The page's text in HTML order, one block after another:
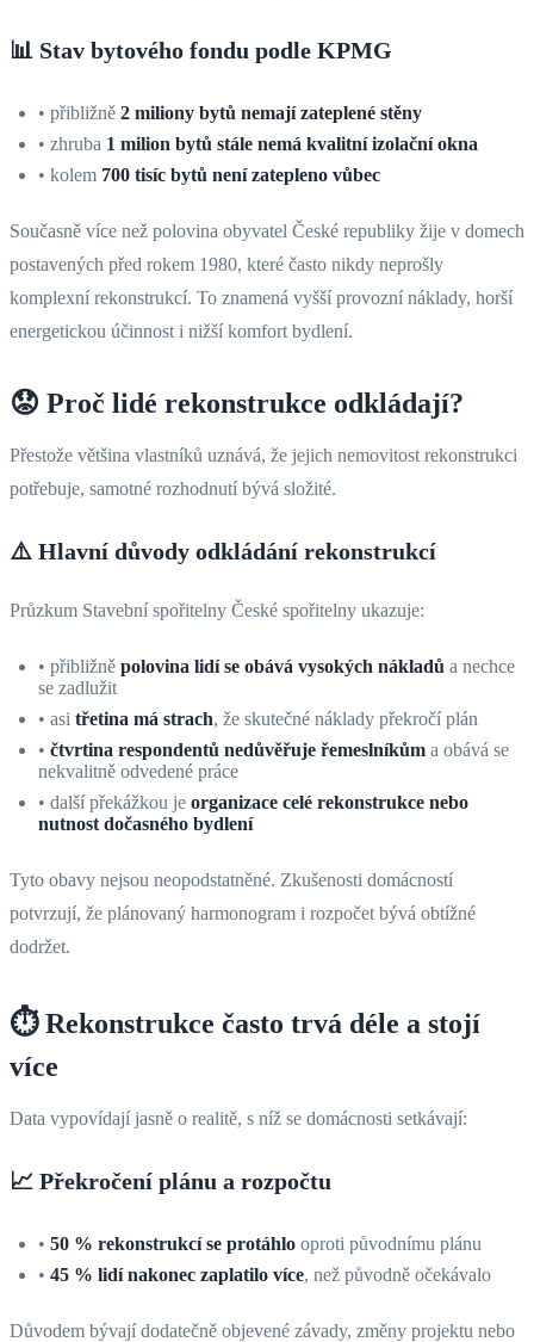
📊 Stav bytového fondu podle KPMG
• přibližně 2 miliony bytů nemají zateplené stěny
• zhruba 1 milion bytů stále nemá kvalitní izolační okna
• kolem 700 tisíc bytů není zatepleno vůbec
Současně více než polovina obyvatel České republiky žije v domech
postavených před rokem 1980, které často nikdy neprošly
komplexní rekonstrukcí. To znamená vyšší provozní náklady, horší
energetickou účinnost i nižší komfort bydlení.
😟 Proč lidé rekonstrukce odkládají?
Přestože většina vlastníků uznává, že jejich nemovitost rekonstrukci
potřebuje, samotné rozhodnutí bývá složité.
⚠️ Hlavní důvody odkládání rekonstrukcí
Průzkum Stavební spořitelny České spořitelny ukazuje:
• přibližně polovina lidí se obává vysokých nákladů a nechce
se zadlužit
• asi třetina má strach, že skutečné náklady překročí plán
• čtvrtina respondentů nedůvěřuje řemeslníkům a obává se
nekvalitně odvedené práce
• další překážkou je organizace celé rekonstrukce nebo
nutnost dočasného bydlení
Tyto obavy nejsou neopodstatněné. Zkušenosti domácností
potvrzují, že plánovaný harmonogram i rozpočet bývá obtížné
dodržet.
⏱️ Rekonstrukce často trvá déle a stojí
více
Data vypovídají jasně o realitě, s níž se domácnosti setkávají:
📈 Překročení plánu a rozpočtu
• 50 % rekonstrukcí se protáhlo oproti původnímu plánu
• 45 % lidí nakonec zaplatilo více, než původně očekávalo
Důvodem bývají dodatečně objevené závady, změny projektu nebo